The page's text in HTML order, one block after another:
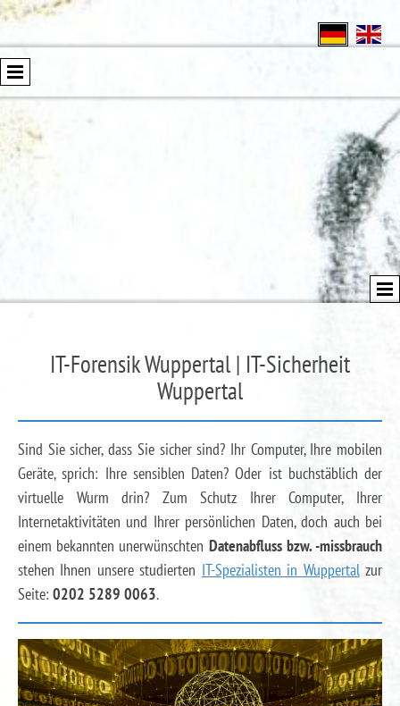
IT-Forensik Wuppertal | IT-Sicherheit
Wuppertal
Sind Sie sicher, dass Sie sicher sind? Ihr Computer, Ihre mobilen
Geräte, sprich: Ihre sensiblen Daten? Oder ist buchstäblich der
virtuelle Wurm drin? Zum Schutz Ihrer Computer, Ihrer
Internetaktivitäten und Ihrer persönlichen Daten, doch auch bei
einem bekannten unerwünschten Datenabfluss bzw. -missbrauch
stehen Ihnen unsere studierten IT-Spezialisten in Wuppertalzur
Seite: 0202 5289 0063.